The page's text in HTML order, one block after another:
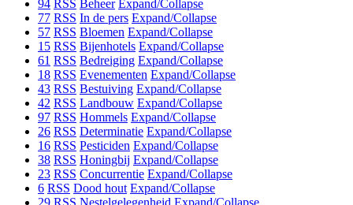
94 RSS Beheer Expand/Collapse
77 RSS In de pers Expand/Collapse
57 RSS Bloemen Expand/Collapse
15 RSS Bijenhotels Expand/Collapse
61 RSS Bedreiging Expand/Collapse
18 RSS Evenementen Expand/Collapse
43 RSS Bestuiving Expand/Collapse
42 RSS Landbouw Expand/Collapse
97 RSS Hommels Expand/Collapse
26 RSS Determinatie Expand/Collapse
16 RSS Pesticiden Expand/Collapse
38 RSS Honingbij Expand/Collapse
23 RSS Concurrentie Expand/Collapse
6 RSS Dood hout Expand/Collapse